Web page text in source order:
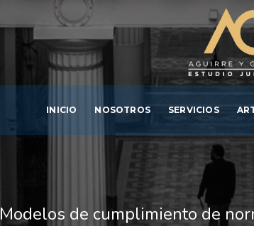
INICIO NOSOTROS SERVICIOS
Modelos de cumplimiento de